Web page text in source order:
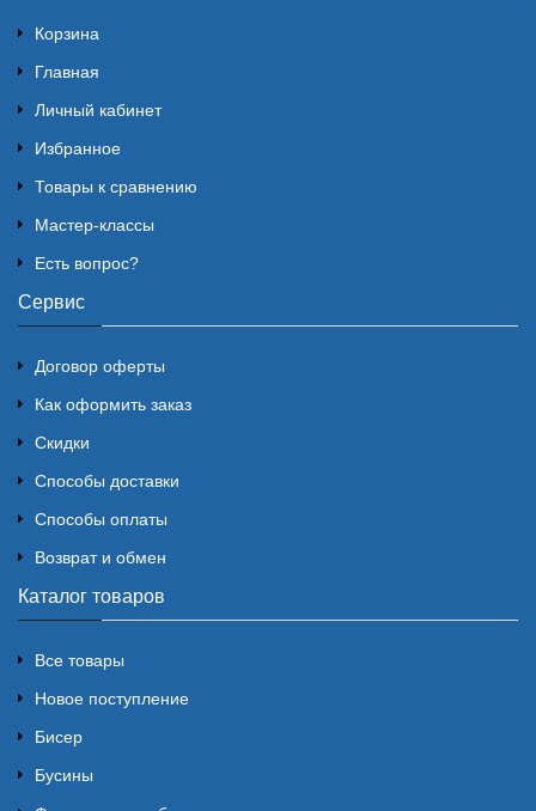
Корзина
Главная
Личный кабинет
Избранное
Товары к сравнению
Мастер-классы
Есть вопрос?
Сервис
Договор оферты
Как оформить заказ
Скидки
Способы доставки
Способы оплаты
Возврат и обмен
Каталог товаров
Все товары
Новое поступление
Бисер
Бусины